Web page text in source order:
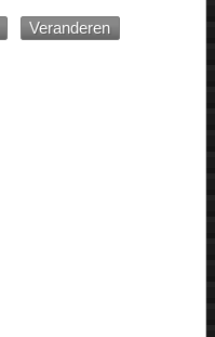
Veranderen